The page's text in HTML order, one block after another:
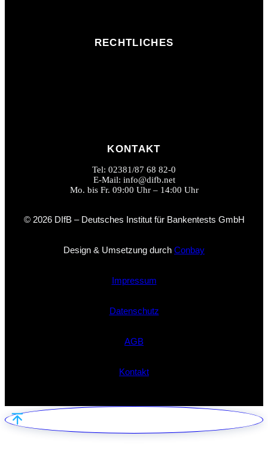
RECHTLICHES
KONTAKT
Tel: 02381/87 68 82-0
E-Mail: info@difb.net
Mo. bis Fr. 09:00 Uhr – 14:00 Uhr
© 2026 DIfB – Deutsches Institut für Bankentests GmbH
Design & Umsetzung durch Conbay
Impressum
Datenschutz
AGB
Kontakt